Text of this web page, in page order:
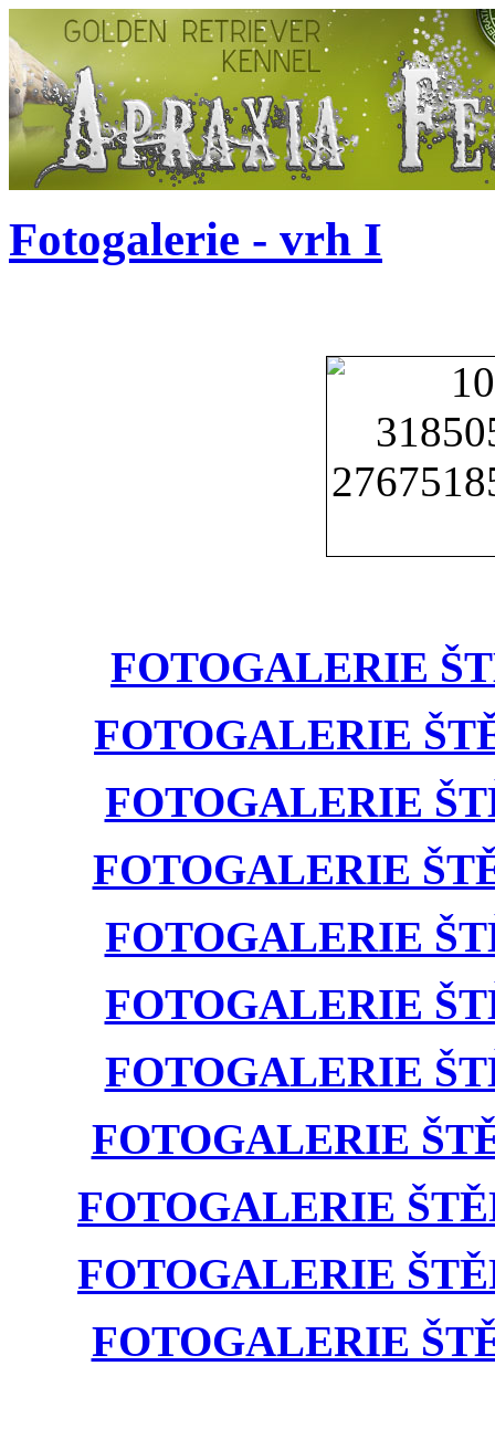
Fotogalerie - vrh I
FOTOGALERIE
FOTOGALERIE
FOTOGALERIE
FOTOGALERIE
FOTOGALERIE
FOTOGALERIE
FOTOGALERIE
FOTOGALERIE
FOTOGALERIE
FOTOGALERIE
FOTOGALERIE